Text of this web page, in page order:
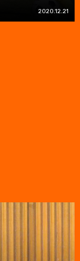
2020.12.21